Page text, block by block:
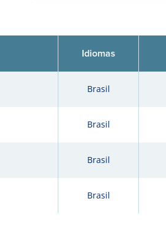
Idiomas
Brasil
Brasil
Brasil
Brasil